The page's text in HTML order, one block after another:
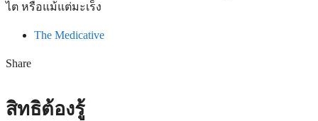
ไต หรือแม้แต่มะเร็ง
The Medicative
Share
สิทธิต้องรู้